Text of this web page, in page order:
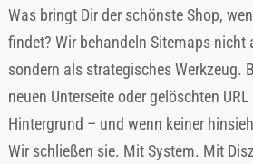
Was bringt Dir der schönste Shop,
findet? Wir behandeln Sitemaps nicht
sondern als strategisches Werkzeug.
neuen Unterseite oder gelöschten
Hintergrund – und wenn keiner
Wir schließen sie. Mit System. Mit